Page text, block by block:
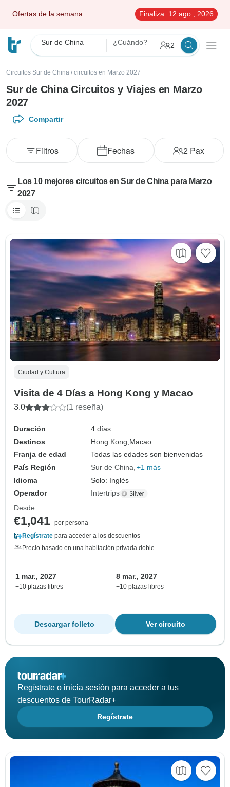
Ofertas de la semana Finaliza: 12 ago., 2026
Sur de China ¿Cuándo? 2
Circuitos Sur de China / circuitos en Marzo 2027
Sur de China Circuitos y Viajes en Marzo
2027
Compartir
Fechas 2 Pax
Filtros
Los 10 mejores circuitos en Sur de China para Marzo
2027
Ciudad y Cultura
Visita de 4 Días a Hong Kong y Macao
3.0 (1 reseña)
Duración
4 días
Destinos
Hong Kong, Macao
Franja de edad
Todas las edades son bienvenidas
País Región
Sur de China +1 más
Idioma
Solo: Inglés
Operador
Intertrips
Desde
€1,041 por persona
Regístrate para acceder a los descuentos
Precio basado en una habitación privada doble
1 mar., 2027
+10 plazas libres
8 mar., 2027
+10 plazas libres
Ver circuito
Descargar folleto
Regístrate o inicia sesión para acceder a tus
descuentos de TourRadar+
Regístrate